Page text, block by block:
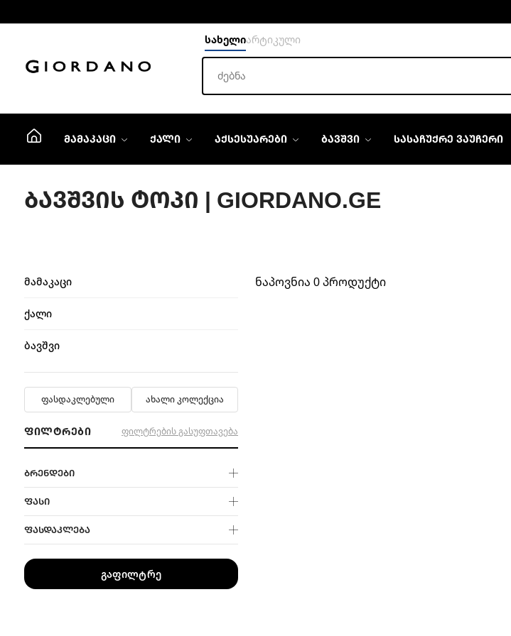
სახელიარტიკული
ᲛᲐᲛᲐᲙᲐᲪᲘ ᲥᲐᲚᲘ ᲐᲥᲡᲔᲡᲣᲐᲠᲔᲑᲘ ᲑᲐᲕᲨᲕᲘ ᲡᲐᲡᲐᲩᲣᲥᲠᲔ ᲕᲐᲣᲩᲔᲠᲘ
ᲑᲐᲕᲨᲕᲘᲡ ᲢᲝᲞᲘ | GIORDANO.GE
ნაპოვნია 0 პროდუქტი
მამაკაცი
ქალი
ბავშვი
ფასდაკლებული ახალი კოლექცია
ᲤᲘᲚᲢᲠᲔᲑᲘ ფილტრების გასუფთავება
ᲑᲠᲔᲜᲓᲔᲑᲘ
ᲤᲐᲡᲘ
ᲤᲐᲡᲓᲐᲙᲚᲔᲑᲐ
გაფილტრე